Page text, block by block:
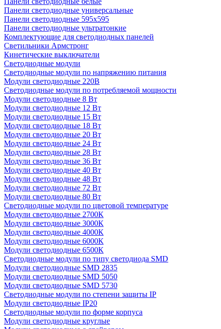
Панели светодиодные универсальные
Панели светодиодные 595х595
Панели светодиодные ультратонкие
Комплектующие для светодиодных панелей
Светильники Армстронг
Кинетические выключатели
Светодиодные модули
Светодиодные модули по напряжению питания
Модули светодиодные 220В
Светодиодные модули по потребляемой мощности
Модули светодиодные 8 Вт
Модули светодиодные 12 Вт
Модули светодиодные 15 Вт
Модули светодиодные 18 Вт
Модули светодиодные 20 Вт
Модули светодиодные 24 Вт
Модули светодиодные 28 Вт
Модули светодиодные 36 Вт
Модули светодиодные 40 Вт
Модули светодиодные 48 Вт
Модули светодиодные 72 Вт
Модули светодиодные 80 Вт
Светодиодные модули по цветовой температуре
Модули светодиодные 2700К
Модули светодиодные 3000К
Модули светодиодные 4000К
Модули светодиодные 6000К
Модули светодиодные 6500К
Светодиодные модули по типу светодиода SMD
Модули светодиодные SMD 2835
Модули светодиодные SMD 5050
Модули светодиодные SMD 5730
Светодиодные модули по степени защиты IP
Модули светодиодные IP20
Светодиодные модули по форме корпуса
Модули светодиодные круглые